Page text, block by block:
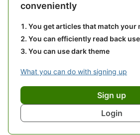
conveniently
You get articles that match your
You can efficiently read back
You can use dark theme
What you can do with signing up
Sign up
Login